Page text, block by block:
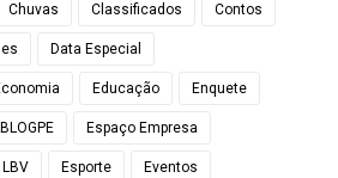
Chuvas Classificados Contos
Data Especial
Educação Enquete
Espaço Empresa
Esporte Eventos